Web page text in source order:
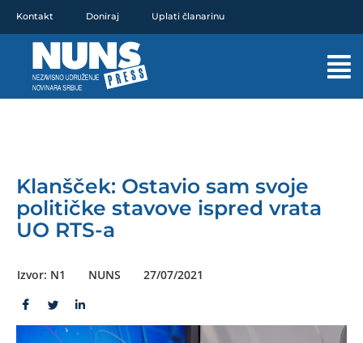
sadržaj
Kontakt Doniraj Uplati članarinu
Klanšček: Ostavio sam svoje
političke stavove ispred vrata
UO RTS-a
Izvor: N1 NUNS 27/07/2021